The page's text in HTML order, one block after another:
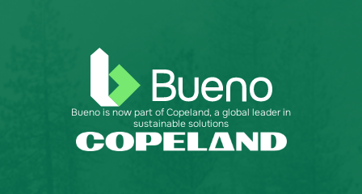
Bueno is now part of Copeland, a global leader in
sustainable solutions